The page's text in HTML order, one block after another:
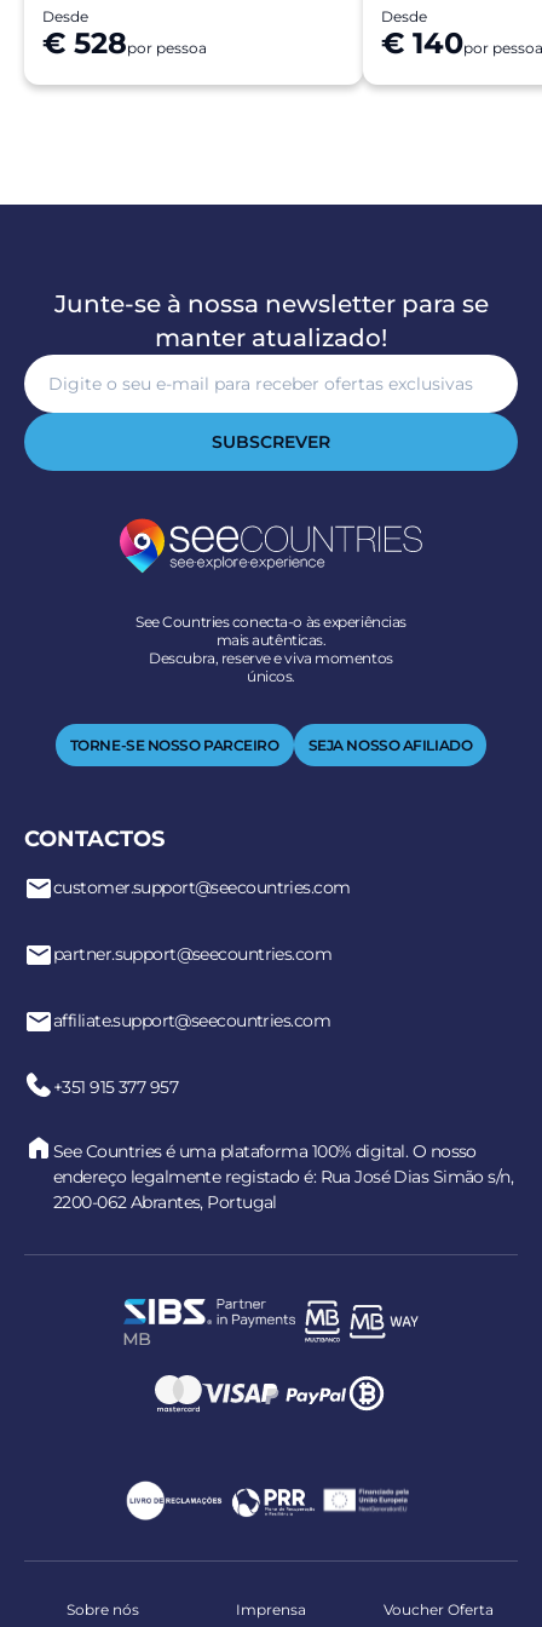
Desde
€ 528por pessoa
Desde
€ 140por pessoa
Junte-se à nossa newsletter para se
manter atualizado!
SUBSCREVER
See Countries conecta-o às experiências
mais autênticas.
Descubra, reserve e viva momentos
únicos.
TORNE-SE NOSSO PARCEIRO SEJA NOSSO AFILIADO
CONTACTOS
customer.support@seecountries.com
partner.support@seecountries.com
affiliate.support@seecountries.com
+351 915 377 957
See Countries é uma plataforma 100% digital. O nosso
endereço legalmente registado é: Rua José Dias Simão s/n,
2200-062 Abrantes, Portugal
Sobre nós Imprensa Voucher Oferta